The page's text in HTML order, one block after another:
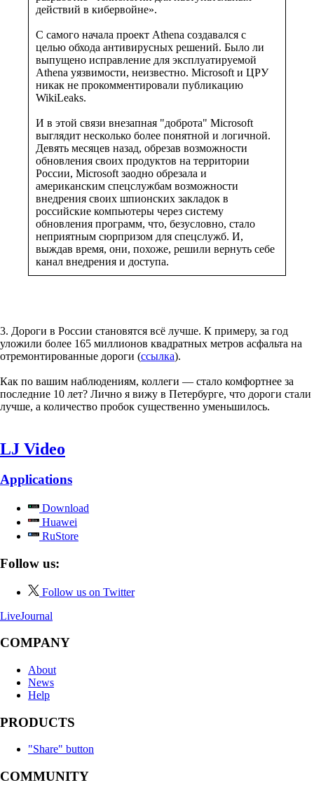
действий в кибервойне».
С самого начала проект Athena создавался с
целью обхода антивирусных решений. Было ли
выпущено исправление для эксплуатируемой
Athena уязвимости, неизвестно. Microsoft и ЦРУ
никак не прокомментировали публикацию
WikiLeaks.
И в этой связи внезапная "доброта" Microsoft
выглядит несколько более понятной и логичной.
Девять месяцев назад, обрезав возможности
обновления своих продуктов на территории
России, Microsoft заодно обрезала и
американским спецслужбам возможности
внедрения своих шпионских закладок в
российские компьютеры через систему
обновления программ, что, безусловно, стало
неприятным сюрпризом для спецслужб. И,
выждав время, они, похоже, решили вернуть себе
канал внедрения и доступа.
3. Дороги в России становятся всё лучше. К примеру, за год
уложили более 165 миллионов квадратных метров асфальта на
отремонтированные дороги (ссылка).
Как по вашим наблюдениям, коллеги — стало комфортнее за
последние 10 лет? Лично я вижу в Петербурге, что дороги стали
лучше, а количество пробок существенно уменьшилось.
LJ Video
Applications
Download
Huawei
RuStore
Follow us:
Follow us on Twitter
LiveJournal
COMPANY
About
News
Help
PRODUCTS
"Share" button
COMMUNITY